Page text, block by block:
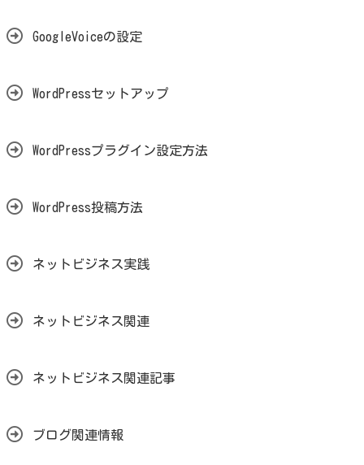
GoogleVoiceの設定
WordPressセットアップ
WordPressプラグイン設定方法
WordPress投稿方法
ネットビジネス実践
ネットビジネス関連
ネットビジネス関連記事
ブログ関連情報